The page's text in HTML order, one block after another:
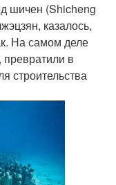
шичен (Shicheng
казалось,
На самом деле
в
строительства